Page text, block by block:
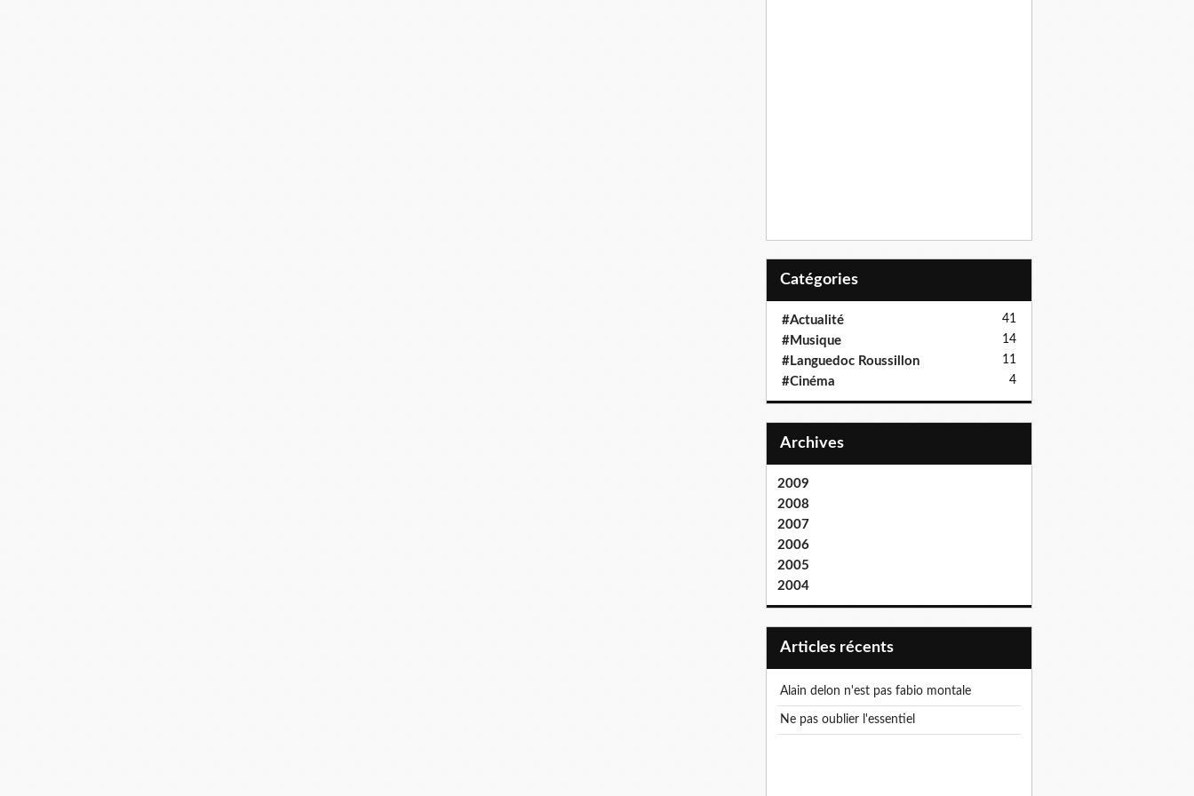
Catégories
#Actualité 41
#Musique 14
#Languedoc Roussillon 11
#Cinéma 4
Archives
2009
2008
2007
2006
2005
2004
articles récents
alain delon n'est pas fabio montale
ne pas oublier l'essentiel